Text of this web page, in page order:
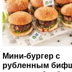
Мини-бургер с
рубленным